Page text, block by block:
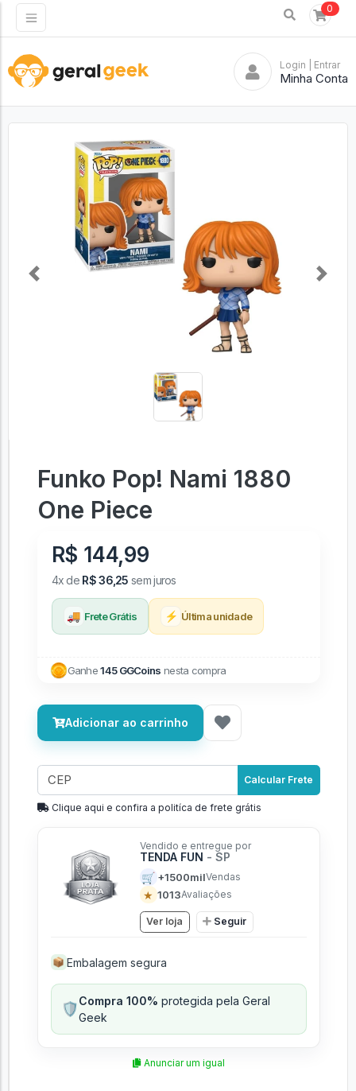
0
Login | Entrar
Minha Conta
Previous Next
Funko Pop! Nami 1880
One Piece
R$ 144,99
4x de R$ 36,25 sem juros
🚚 Frete Grátis ⚡ Última unidade
Ganhe145 GGCoins nesta compra
Adicionar ao carrinho
Calcular Frete
Clique aqui e confira a politíca de frete grátis
Vendido e entregue por
TENDA FUN - SP
🛒 +1500milVendas
★ 1013Avaliações
Ver loja Seguir
📦 Embalagem segura
🛡️Compra 100% protegida pela Geral
Geek
Anunciar um igual